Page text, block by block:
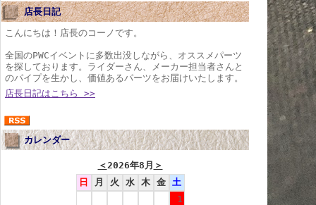
店長日記
こんにちは！店長のコーノです。
全国のPWCイベントに多数出没しながら、オススメパーツ
を探しております。ライダーさん、メーカー担当者さんと
のパイプを生かし、価値あるパーツをお届けいたします。
店長日記はこちら >>
カレンダー
＜2026年8月 ＞
日
月 火 水 木 金 土
1